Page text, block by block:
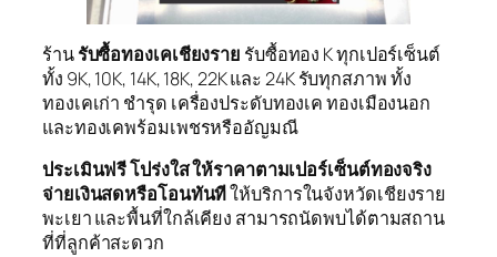
ร้านรับซื้อทองเคเชียงราย รับซื้อทอง K ทุกเปอร์เซ็นต์
ทั้ง 9K, 10K, 14K, 18K, 22K และ 24K รับทุกสภาพ ทั้ง
ทองเคเก่า ชำรุด เครื่องประดับทองเค ทองเมืองนอก
และทองเคพร้อมเพชรหรืออัญมณี
ประเมินฟรี โปร่งใส ให้ราคาตามเปอร์เซ็นต์ทองจริง
จ่ายเงินสดหรือโอนทันทีให้บริการในจังหวัดเชียงราย
พะเยา และพื้นที่ใกล้เคียง สามารถนัดพบได้ตามสถาน
ที่ที่ลูกค้าสะดวก